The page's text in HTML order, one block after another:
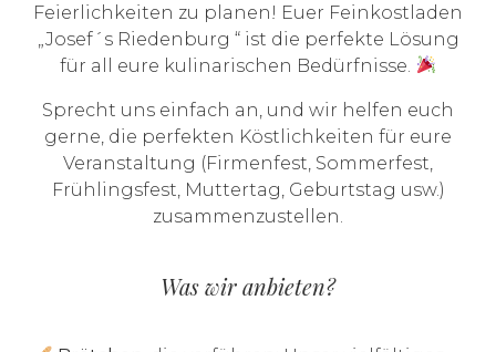
Feierlichkeiten zu planen! Euer Feinkostladen
„Josef´s Riedenburg “ ist die perfekte Lösung
für all eure kulinarischen Bedürfnisse.
Sprecht uns einfach an, und wir helfen euch
gerne, die perfekten Köstlichkeiten für eure
Veranstaltung (Firmenfest, Sommerfest,
Frühlingsfest, Muttertag, Geburtstag usw.)
zusammenzustellen.
Was wir anbieten?